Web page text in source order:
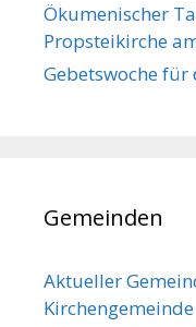
Ökumenischer
Propsteikirche
Gebetswoche für
Gemeinden
Aktueller
Kirchengemeinde